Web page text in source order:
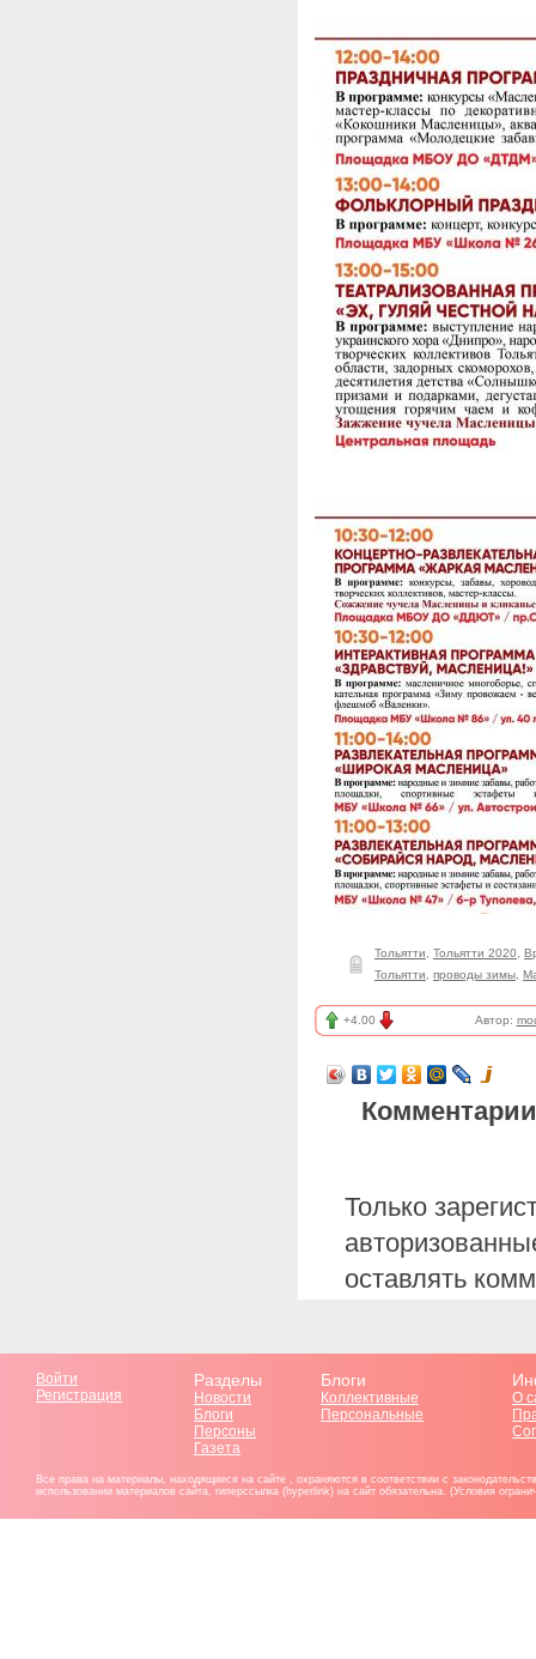
Тольятти Тольятти 2020
Тольятти
проводы зимы
+4.00 Автор:
Только
оставлять
Войти
Регистрация
Разделы
Новости
Блоги
Персоны
Газета
Блоги
Коллективные
Персональные
О
Все права на материалы, находящиеся на сайте , охраняются в соответствии с
использовании материалов сайта, гиперссылка (hyperlink) на сайт обязательна. (Условия